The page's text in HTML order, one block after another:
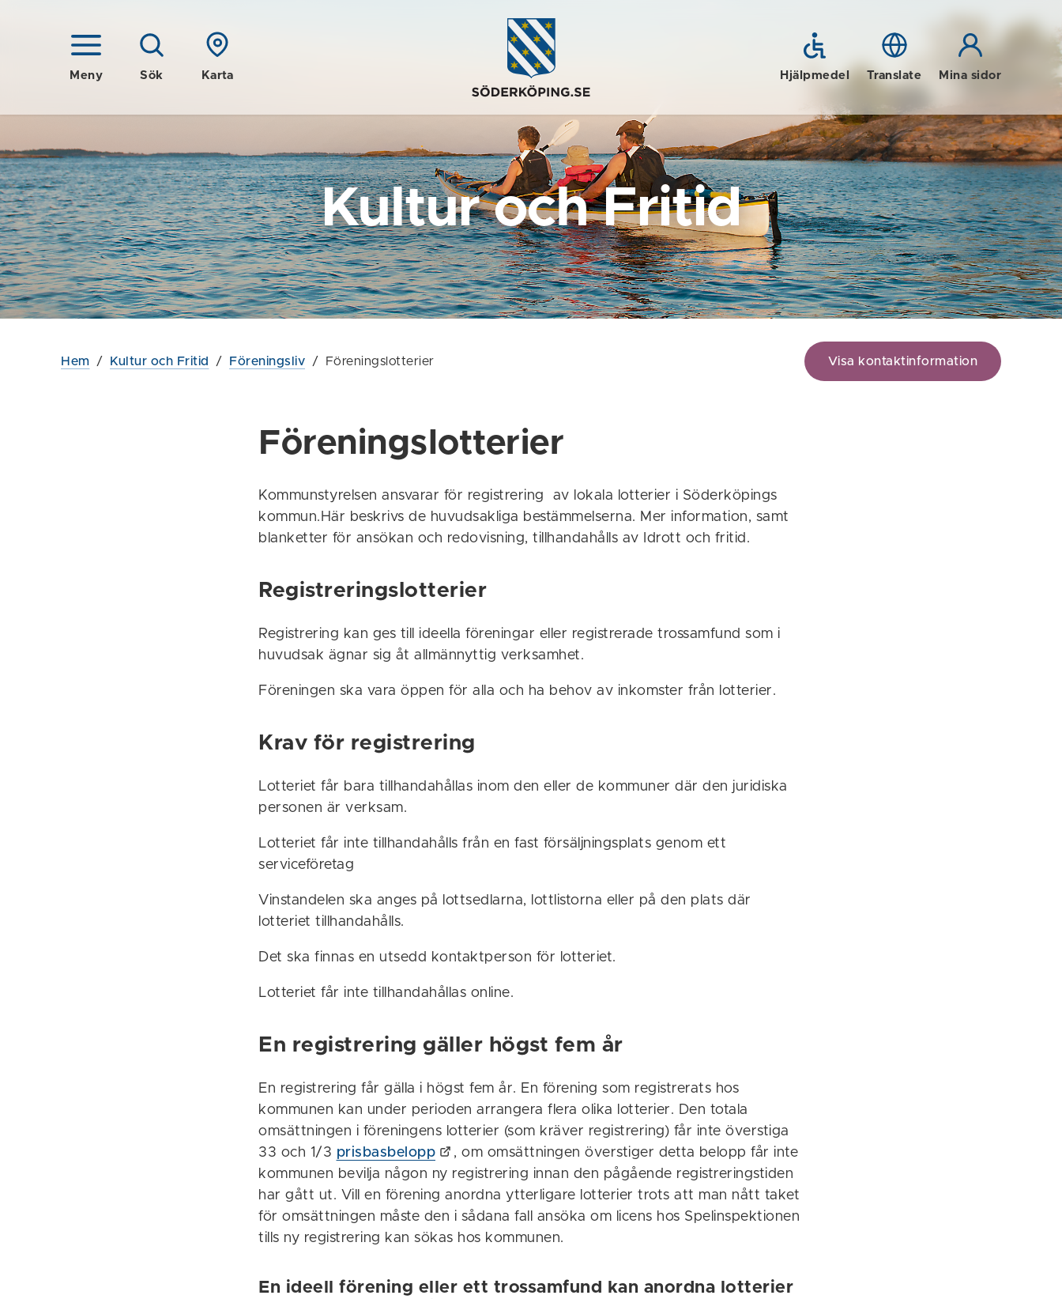
Meny Sök Karta Hjälpmedel Translate Mina sidor
Kultur och Fritid
Hem / Kultur och Fritid / Föreningsliv / Föreningslotterier Visa kontaktinformation
Föreningslotterier
Kommunstyrelsen ansvarar för registrering av lokala lotterier i Söderköpings
kommun.Här beskrivs de huvudsakliga bestämmelserna. Mer information, samt
blanketter för ansökan och redovisning, tillhandahålls av Idrott och fritid.
Registreringslotterier
Registrering kan ges till ideella föreningar eller registrerade trossamfund som i
huvudsak ägnar sig åt allmännyttig verksamhet.
Föreningen ska vara öppen för alla och ha behov av inkomster från lotterier.
Krav för registrering
Lotteriet får bara tillhandahållas inom den eller de kommuner där den juridiska
personen är verksam.
Lotteriet får inte tillhandahålls från en fast försäljningsplats genom ett
serviceföretag
Vinstandelen ska anges på lottsedlarna, lottlistorna eller på den plats där
lotteriet tillhandahålls.
Det ska finnas en utsedd kontaktperson för lotteriet.
Lotteriet får inte tillhandahållas online.
En registrering gäller högst fem år
En registrering får gälla i högst fem år. En förening som registrerats hos
kommunen kan under perioden arrangera flera olika lotterier. Den totala
omsättningen i föreningens lotterier (som kräver registrering) får inte överstiga
33 och 1/3 prisbasbelopp
, om omsättningen överstiger detta belopp får inte
kommunen bevilja någon ny registrering innan den pågående registreringstiden
har gått ut. Vill en förening anordna ytterligare lotterier trots att man nått taket
för omsättningen måste den i sådana fall ansöka om licens hos Spelinspektionen
tills ny registrering kan sökas hos kommunen.
En ideell förening eller ett trossamfund kan anordna lotterier